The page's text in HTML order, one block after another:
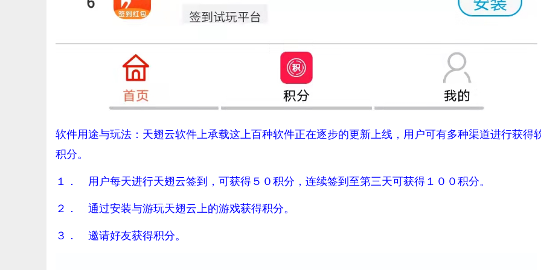
软件用途与玩法：天翅云软件上承载这上百种软件正在逐步的更新上线，用户可有多种渠道进行获得
积分。
１． 用户每天进行天翅云签到，可获得５０积分，连续签到至第三天可获得１００积分。
２． 通过安装与游玩天翅云上的游戏获得积分。
３． 邀请好友获得积分。